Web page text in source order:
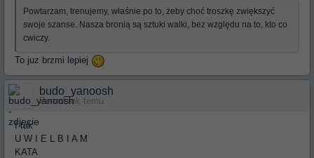
Powtarzam, trenujemy, właśnie po to, żeby choć troszkę zwiększyć
swoje szanse. Nasza bronią są sztuki walki, bez względu na to, kto co
cwiczy.
To juz brzmi lepiej
budo_yanoosh
Ponad rok temu
I tak
U W I E L B I A M
KATA